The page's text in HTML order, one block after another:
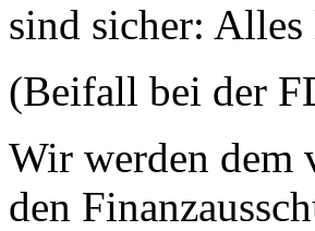
sind sicher: Alles
(Beifall bei der
Wir werden dem
den